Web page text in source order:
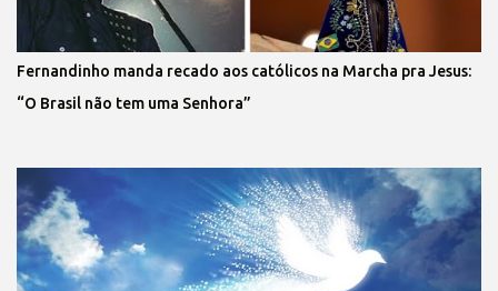
Fernandinho manda recado aos católicos na Marcha pra Jesus:
“O Brasil não tem uma Senhora”